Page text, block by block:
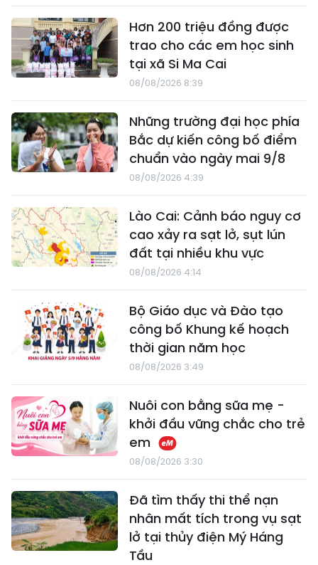
Hơn 200 triệu đồng được
trao cho các em học sinh
tại xã Si Ma Cai
08/08/2026 8:39
Những trường đại học phía
Bắc dự kiến công bố điểm
chuẩn vào ngày mai 9/8
08/08/2026 4:39
Lào Cai: Cảnh báo nguy cơ
cao xảy ra sạt lở, sụt lún
đất tại nhiều khu vực
08/08/2026 4:14
Bộ Giáo dục và Đào tạo
công bố Khung kế hoạch
thời gian năm học
08/08/2026 3:49
Nuôi con bằng sữa mẹ -
khởi đầu vững chắc cho trẻ
em
08/08/2026 3:30
Đã tìm thấy thi thể nạn
nhân mất tích trong vụ sạt
lở tại thủy điện Mý Háng
Tầu